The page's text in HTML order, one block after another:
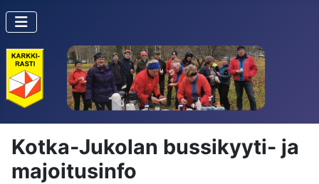
Kotka-Jukolan bussikyyti- ja
majoitusinfo